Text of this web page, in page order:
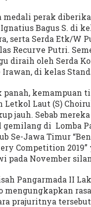
medali perak
Bagus S. di
serta Serda Etk/W
Recurve Putri.
diraih oleh Serda
Irawan, di kelas
panah, kemampuan
Letkol Laut (S)
jauh. Sebab mereka
di Lomba
Se-Jawa Timur
Competition 2019”
pada November
Pangarmada II
mengungkapkan
prajuritnya